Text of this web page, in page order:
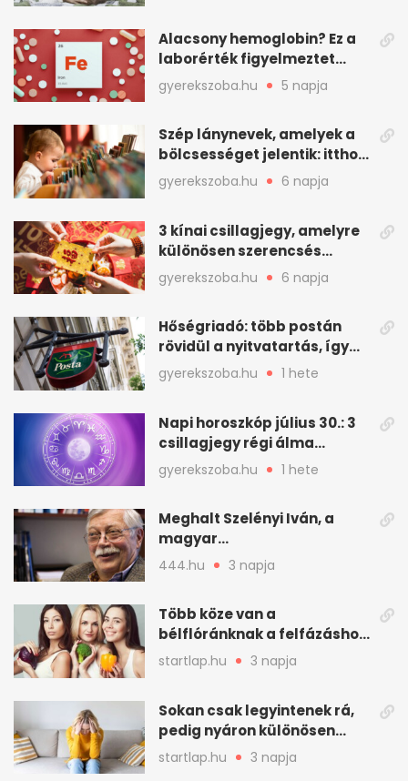
Alacsony hemoglobin? Ez a
laborérték figyelmeztet
vashiányra
gyerekszoba.hu 5 napja
Szép lánynevek, amelyek a
bölcsességet jelentik: itthon
is adhatók
gyerekszoba.hu 6 napja
3 kínai csillagjegy, amelyre
különösen szerencsés
augusztus vár
gyerekszoba.hu 6 napja
Hőségriadó: több postán
rövidül a nyitvatartás, így
intézkedik a Magyar Posta
gyerekszoba.hu 1 hete
Napi horoszkóp július 30.: 3
csillagjegy régi álma
teljesülhet
gyerekszoba.hu 1 hete
Meghalt Szelényi Iván, a
magyar
társadalomtudomány
meghatározó alakja
444.hu 3 napja
Több köze van a
bélflóránknak a felfázáshoz,
mint hinnénk – Így védhetjük
nyáron a húgyutakat (x)
startlap.hu 3 napja
Sokan csak legyintenek rá,
pedig nyáron különösen
gyakran jelentkezik ez a
kellemetlen betegség
startlap.hu 3 napja